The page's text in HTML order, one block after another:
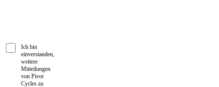
Ich bin
einverstanden,
weitere
Mitteilungen
von Pivot
Cycles zu